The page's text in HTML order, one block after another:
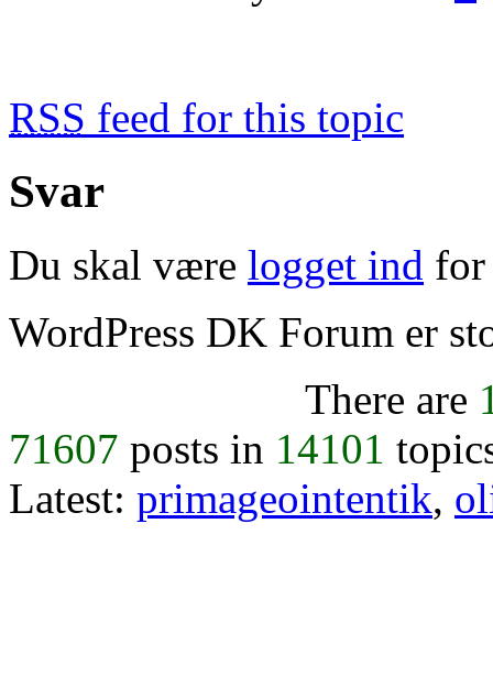
RSS feed for this topic
Svar
Du skal være logget ind for
WordPress DK Forum er
There are
71607 posts in 14101
Latest: primageointentik,